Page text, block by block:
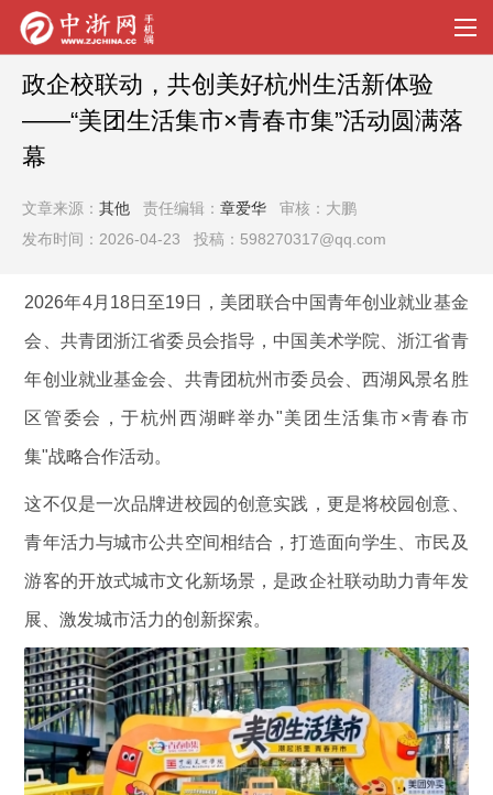
政企校联动，共创美好杭州生活新体验
——“美团生活集市×青春市集”活动圆满落
幕
文章来源： 其他 责任编辑： 章爱华 审核：大鹏
发布时间：2026-04-23 投稿：598270317@qq.com
2026年4月18日至19日，美团联合中国青年创业就业基金
会、共青团浙江省委员会指导，中国美术学院、浙江省青
年创业就业基金会、共青团杭州市委员会、西湖风景名胜
区管委会，于杭州西湖畔举办"美团生活集市×青春市
集"战略合作活动。
这不仅是一次品牌进校园的创意实践，更是将校园创意、
青年活力与城市公共空间相结合，打造面向学生、市民及
游客的开放式城市文化新场景，是政企社联动助力青年发
展、激发城市活力的创新探索。